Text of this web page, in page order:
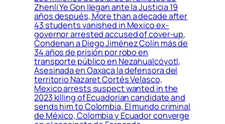
Zhenli Ye Gon llegan ante la Justicia 19
años después, More than a decade after
43 students vanished in Mexico ex-
governor arrested accused of cover-up,
Condenan a Diego Jiménez Colín más de
34 años de prisión por robo en
transporte público en Nezahualcóyotl,
Asesinada en Oaxaca la defensora del
territorio Nazaret Cortés Velasco,
Mexico arrests suspect wanted in the
2023 killing of Ecuadorian candidate and
sends him to Colombia, El mundo criminal
de México, Colombia y Ecuador converge